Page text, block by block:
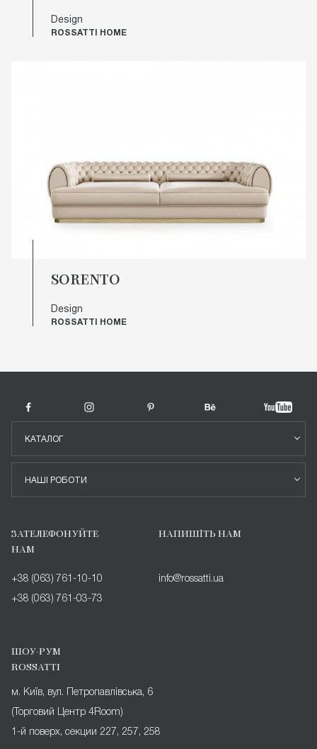
Design
ROSSATTI HOME
SORENTO
Design
ROSSATTI HOME
КАТАЛОГ
НАШІ РОБОТИ
ЗАТЕЛЕФОНУЙТЕ
НАМ
+38 (063) 761-10-10
+38 (063) 761-03-73
НАПИШІТЬ НАМ
info@rossatti.ua
ШОУ-РУМ
ROSSATTI
м. Київ, вул. Петропавлівська, 6
(Торговий Центр 4Room)
1-й поверх, секции 227, 257, 258